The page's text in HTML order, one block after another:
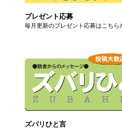
プレゼント応募
毎月更新のプレゼント応募はこちら
ズバリひと言